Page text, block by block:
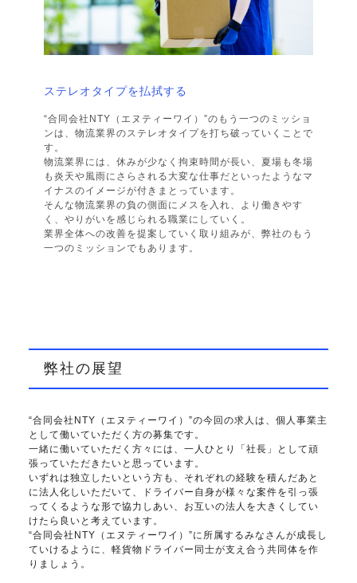
ステレオタイプを払拭する
“合同会社NTY（エヌティーワイ）”のもう一つのミッショ
ンは、物流業界のステレオタイプを打ち破っていくことで
す。
物流業界には、休みが少なく拘束時間が長い、夏場も冬場
も炎天や風雨にさらされる大変な仕事だといったようなマ
イナスのイメージが付きまとっています。
そんな物流業界の負の側面にメスを入れ、より働きやす
く、やりがいを感じられる職業にしていく。
業界全体への改善を提案していく取り組みが、弊社のもう
一つのミッションでもあります。
弊社の展望
“合同会社NTY（エヌティーワイ）”の今回の求人は、個人事業主
として働いていただく方の募集です。
一緒に働いていただく方々には、一人ひとり「社長」として頑
張っていただきたいと思っています。
いずれは独立したいという方も、それぞれの経験を積んだあと
に法人化しいただいて、ドライバー自身が様々な案件を引っ張
ってくるような形で協力しあい、お互いの法人を大きくしてい
けたら良いと考えています。
“合同会社NTY（エヌティーワイ）”に所属するみなさんが成長し
ていけるように、軽貨物ドライバー同士が支え合う共同体を作
りましょう。